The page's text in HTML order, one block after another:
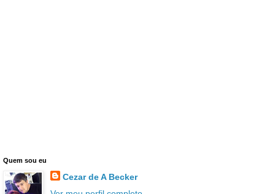
Quem sou eu
Cezar de A Becker